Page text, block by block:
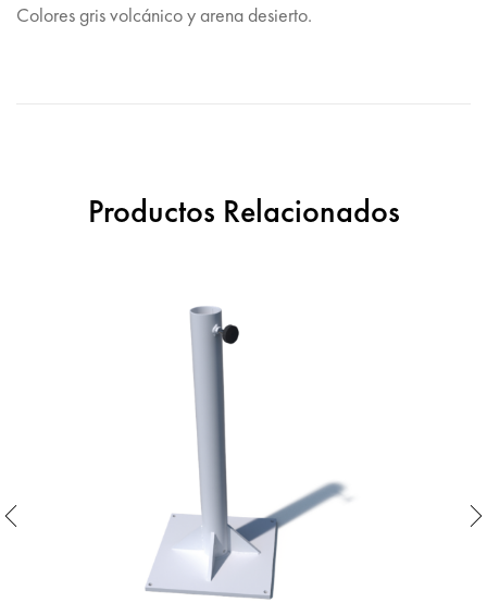
Colores gris volcánico y arena desierto.
Productos Relacionados